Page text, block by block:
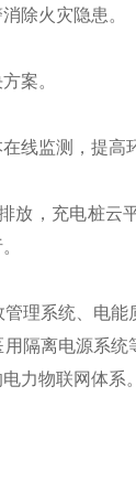
除火灾隐患。
案。
线监测，提高
，充电桩云
理系统、电能
隔离电源系
力物联网体系